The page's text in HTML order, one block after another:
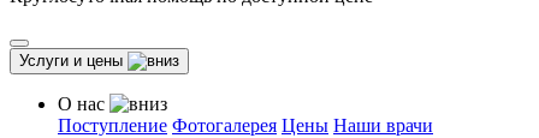
Услуги и цены
О нас
Поступление Фотогалерея Цены Наши врачи